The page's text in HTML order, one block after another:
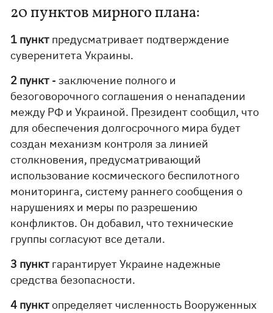
20 пунктов мирного плана:
1 пункт предусматривает подтверждение
суверенитета Украины.
2 пункт - заключение полного и
безоговорочного соглашения о ненападении
между РФ и Украиной. Президент сообщил, что
для обеспечения долгосрочного мира будет
создан механизм контроля за линией
столкновения, предусматривающий
использование космического беспилотного
мониторинга, систему раннего сообщения о
нарушениях и меры по разрешению
конфликтов. Он добавил, что технические
группы согласуют все детали.
3 пункт гарантирует Украине надежные
средства безопасности.
4 пунктопределяет численность Вооруженных